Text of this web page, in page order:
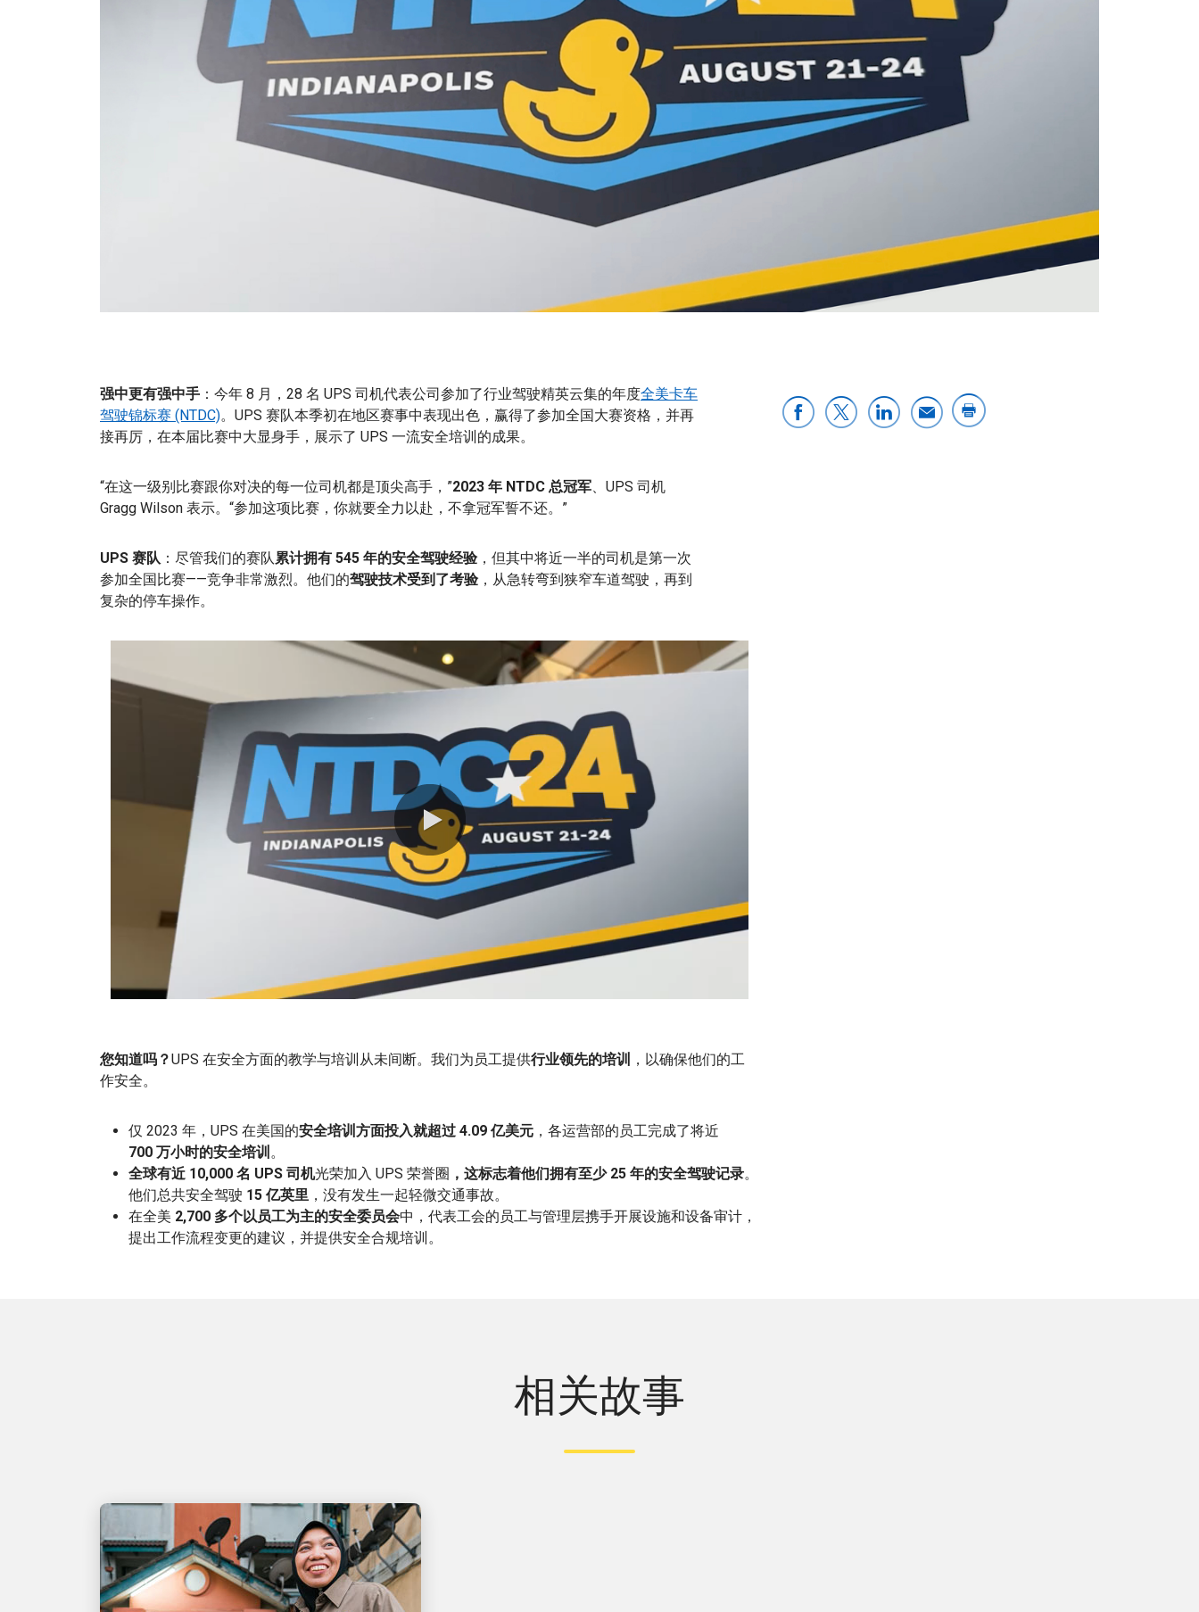
强中更有强中手 ：今年 8 月，28 名 UPS 司机代表公司参加了行业驾驶精英云集的年度全美卡车
驾驶锦标赛 (NTDC)。UPS 赛队本季初在地区赛事中表现出色，赢得了参加全国大赛资格，并再
接再厉，在本届比赛中大显身手，展示了 UPS 一流安全培训的成果。
“在这一级别比赛跟你对决的每一位司机都是顶尖高手，”2023 年 NTDC 总冠军、UPS 司机
Gragg Wilson 表示。“参加这项比赛，你就要全力以赴，不拿冠军誓不还。”
UPS 赛队 ：尽管我们的赛队累计拥有 545 年的安全驾驶经验，但其中将近一半的司机是第一次
参加全国比赛——竞争非常激烈。他们的驾驶技术受到了考验，从急转弯到狭窄车道驾驶，再到
复杂的停车操作。
您知道吗？UPS 在安全方面的教学与培训从未间断。我们为员工提供行业领先的培训 ，以确保他们的工
作安全。
仅 2023 年，UPS 在美国的安全培训方面投入就超过 4.09 亿美元 ，各运营部的员工完成了将近
700 万小时的安全培训 。
全球有近 10,000 名 UPS 司机光荣加入 UPS 荣誉圈 ，这标志着他们拥有至少 25 年的安全驾驶记录。
他们总共安全驾驶 15 亿英里 ，没有发生一起轻微交通事故。
在全美 2,700 多个以员工为主的安全委员会中，代表工会的员工与管理层携手开展设施和设备审计，
提出工作流程变更的建议，并提供安全合规培训。
相关故事